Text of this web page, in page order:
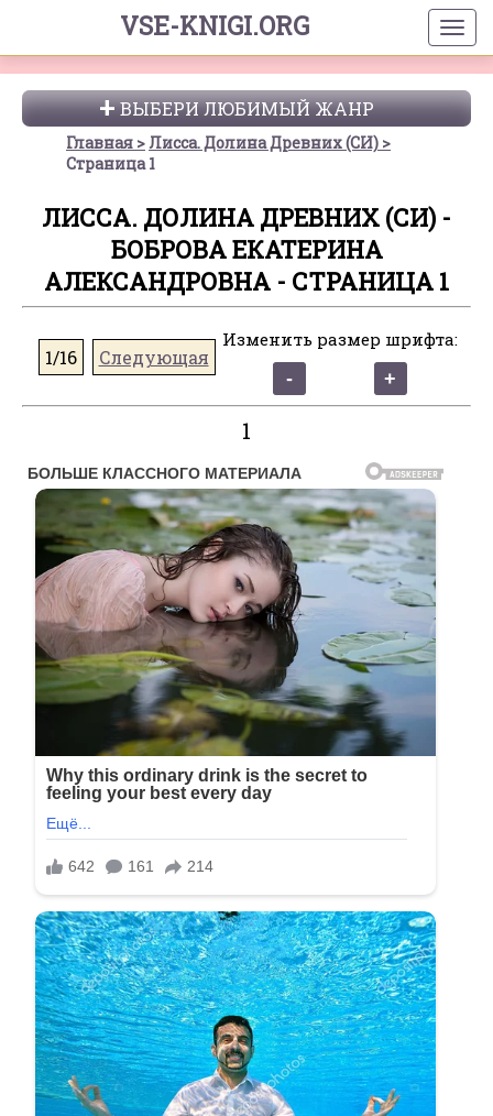
VSE-KNIGI.ORG
ВЫБЕРИ ЛЮБИМЫЙ ЖАНР
Главная
Лисса. Долина Древних (СИ)
Страница 1
ЛИССА. ДОЛИНА ДРЕВНИХ (СИ) -
БОБРОВА ЕКАТЕРИНА
АЛЕКСАНДРОВНА - СТРАНИЦА 1
1/16 Следующая
Изменить размер шрифта:
1